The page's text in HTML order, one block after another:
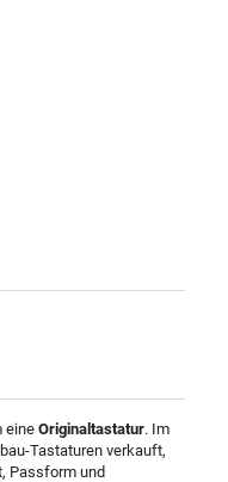
eine Originaltastatur. Im
Tastaturen verkauft,
Passform und